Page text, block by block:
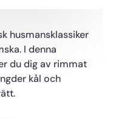
husmansklassiker
I denna
du dig av rimmat
kål och